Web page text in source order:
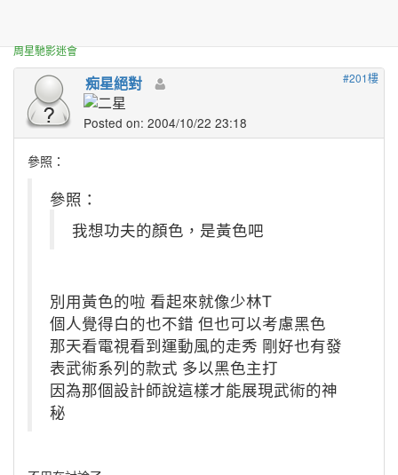
周星馳影迷會
#201樓
痴星絕對
Posted on: 2004/10/22 23:18
參照：
參照：
我想功夫的顏色，是黃色吧
別用黃色的啦 看起來就像少林T
個人覺得白的也不錯 但也可以考慮黑色
那天看電視看到運動風的走秀 剛好也有發
表武術系列的款式 多以黑色主打
因為那個設計師說這樣才能展現武術的神
秘